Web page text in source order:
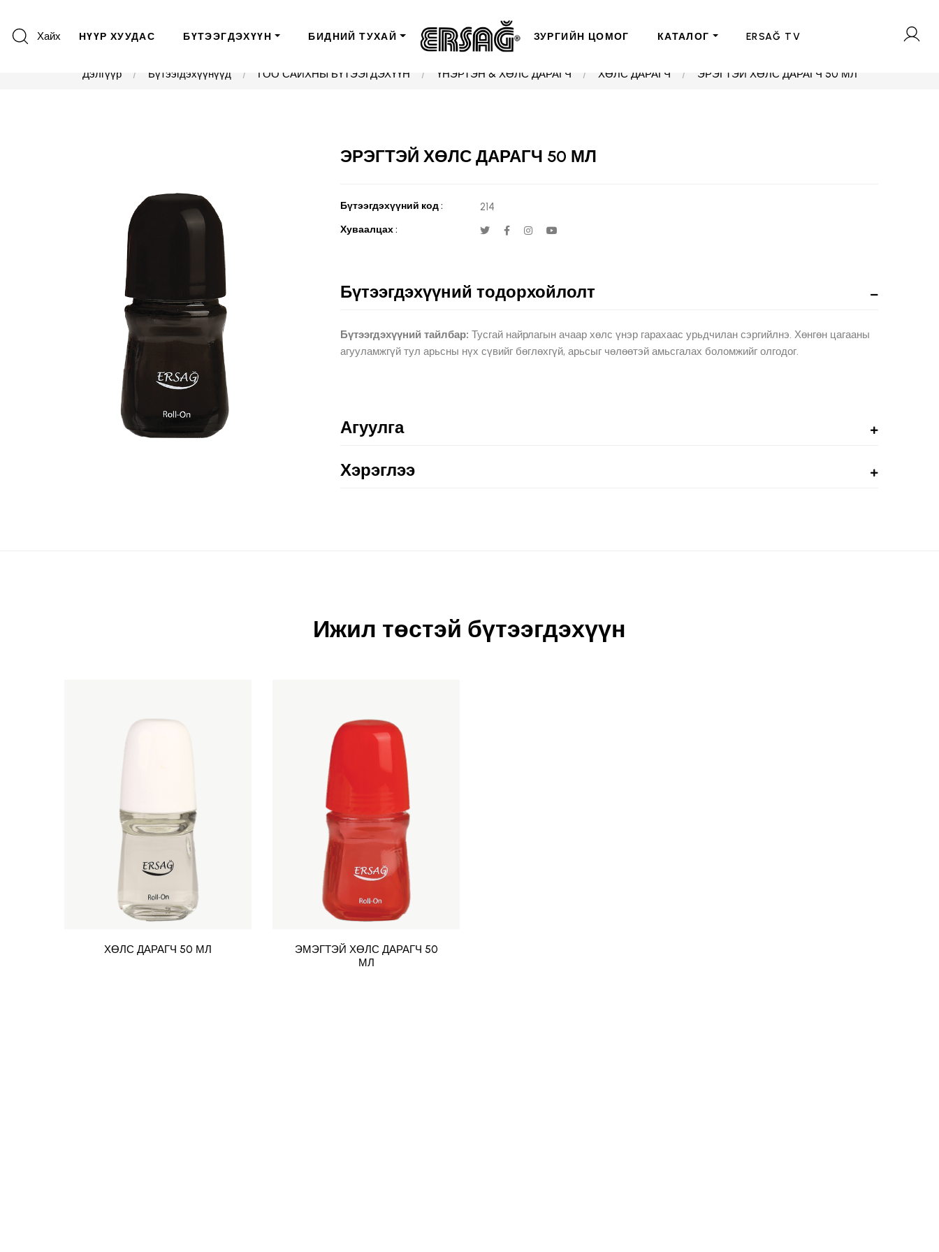
Хайх НҮҮР ХУУДАС БҮТЭЭГДЭХҮҮН БИДНИЙ ТУХАЙ ЗУРГИЙН ЦОМОГ КАТАЛОГ ERSAĞ TV
Дэлгүүр Бүтээгдэхүүнүүд ГОО САЙХНЫ БҮТЭЭГДЭХҮҮН ҮНЭРТЭН & ХӨЛС ДАРАГЧ ХӨЛС ДАРАГЧ ЭРЭГТЭЙ ХӨЛС ДАРАГЧ 50 МЛ
ЭРЭГТЭЙ ХӨЛС ДАРАГЧ 50 МЛ
Бүтээгдэхүүний код : 214
Хуваалцах :
Бүтээгдэхүүний тодорхойлолт
Бүтээгдэхүүний тайлбар: Тусгай найрлагын ачаар хөлс үнэр гарахаас урьдчилан сэргийлнэ. Хөнгөн цагааны
агууламжгүй тул арьсны нүх сүвийг бөглөхгүй, арьсыг чөлөөтэй амьсгалах боломжийг олгодог.
Агуулга
Хэрэглээ
Ижил төстэй бүтээгдэхүүн
ХӨЛС ДАРАГЧ 50 МЛ
ЭМЭГТЭЙ ХӨЛС ДАРАГЧ 50
МЛ